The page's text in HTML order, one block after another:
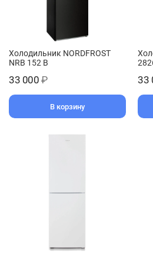
Холодильник NORDFROST
NRB 152 B
33 000 ₽
В корзину
33